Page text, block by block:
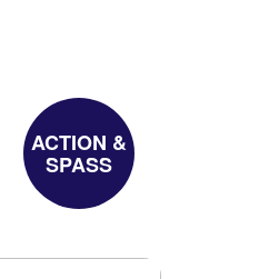
ACTION &
SPASS